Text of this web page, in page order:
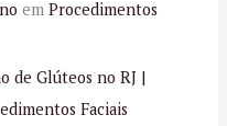
em Procedimentos
de Glúteos no RJ |
Faciais